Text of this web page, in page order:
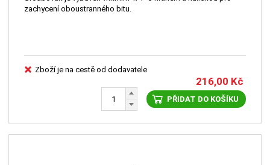
zachycení oboustranného bitu.
Zboží je na cestě od dodavatele
216,00 Kč
PŘIDAT DO KOŠÍKU